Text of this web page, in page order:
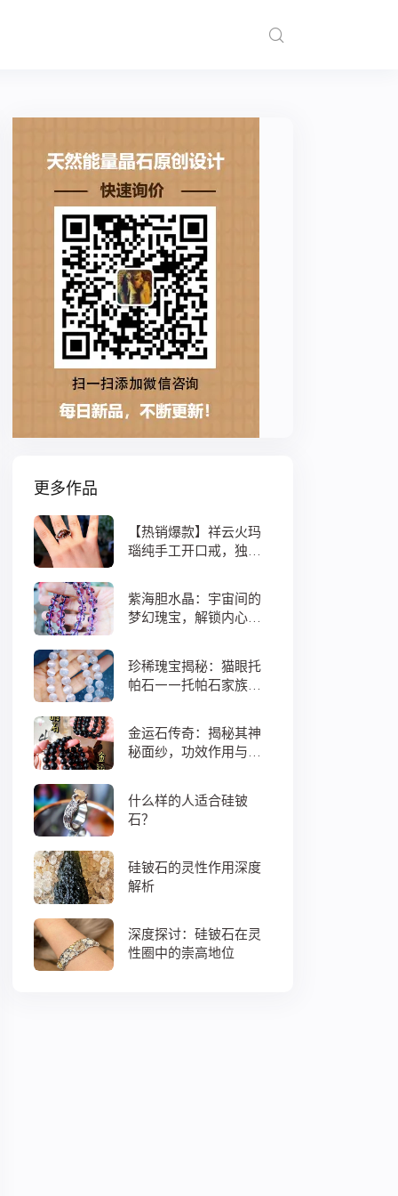
更多作品
【热销爆款】祥云火玛
瑙纯手工开口戒，独特
灵性的完美结合！
紫海胆水晶：宇宙间的
梦幻瑰宝，解锁内心宁
珍稀瑰宝揭秘：猫眼托
帕石——托帕石家族中
金运石传奇：揭秘其神
秘面纱，功效作用与搭
什么样的人适合硅铍
石？
硅铍石的灵性作用深度
解析
深度探讨：硅铍石在灵
性圈中的崇高地位